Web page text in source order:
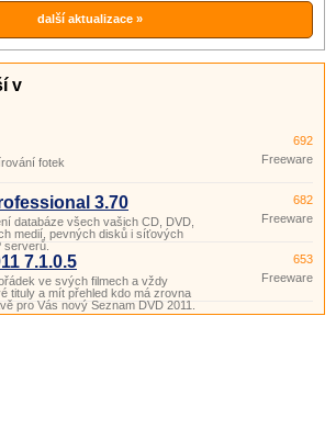
další aktualizace »
v
fotek
692
Freeware
3.70
databáze všech vašich CD, DVD,
medií, pevných disků i síťových
serverů.
682
Freeware
7.1.0.5
ve svých filmech a vždy
tituly a mít přehled kdo má zrovna
pro Vás nový Seznam DVD 2011.
653
Freeware